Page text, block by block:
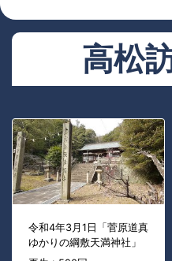
高松
令和4年3月1日「菅原道真
ゆかりの綱敷天満神社」